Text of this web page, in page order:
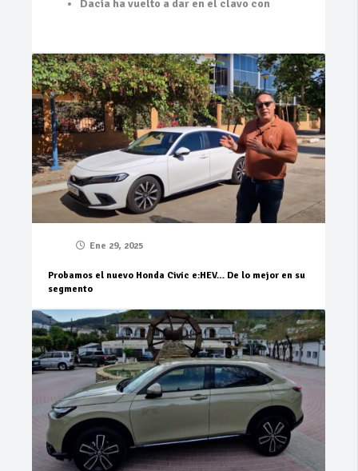
Dacia ha vuelto a dar en el clavo con
Ene 29, 2025
Probamos el nuevo Honda Civic e:HEV… De lo mejor en su
segmento